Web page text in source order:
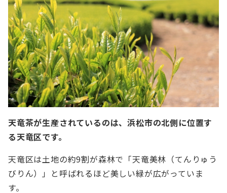
天竜茶が生産されているのは、浜松市の北側に位置す
る天竜区です。
天竜区は土地の約9割が森林で「天竜美林（てんりゅう
びりん）」と呼ばれるほど美しい緑が広がっていま
す。